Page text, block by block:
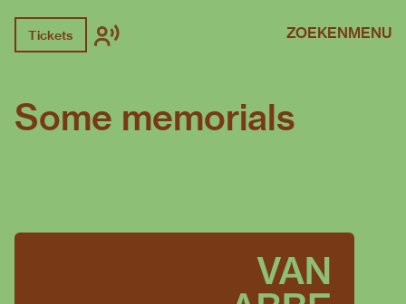
Tickets ZOEKENMENU
Some memorials